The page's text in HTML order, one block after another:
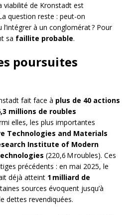
viabilité de Kronstadt est
question reste : peut-on
à un conglomérat ? Pour
sa faillite probable.
poursuites
fait face à plus de 40 actions
millions de roubles
elles, les plus importantes
Technologies and Materials
Institute of Modern
(220,6 M roubles). Ces
précédents : en mai 2025, le
déjà atteint 1 milliard de
sources évoquent jusqu’à
dettes revendiquées.